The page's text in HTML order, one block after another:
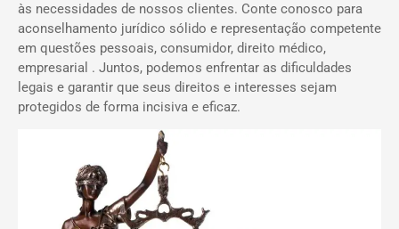
às necessidades de nossos clientes. Conte conosco para
aconselhamento jurídico sólido e representação competente
em questões pessoais, consumidor, direito médico,
empresarial . Juntos, podemos enfrentar as dificuldades
legais e garantir que seus direitos e interesses sejam
protegidos de forma incisiva e eficaz.